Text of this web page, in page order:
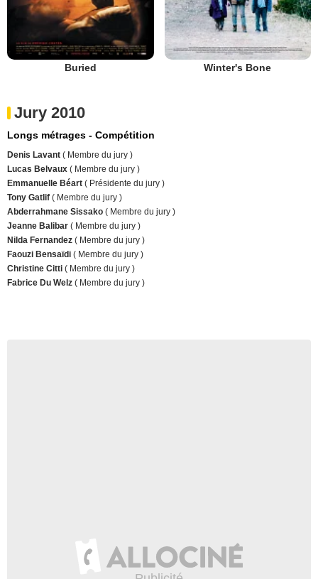
Buried Winter's Bone
Jury 2010
Longs métrages - Compétition
Denis Lavant ( Membre du jury )
Lucas Belvaux ( Membre du jury )
Emmanuelle Béart ( Présidente du jury )
Tony Gatlif ( Membre du jury )
Abderrahmane Sissako ( Membre du jury )
Jeanne Balibar ( Membre du jury )
Nilda Fernandez ( Membre du jury )
Faouzi Bensaïdi ( Membre du jury )
Christine Citti ( Membre du jury )
Fabrice Du Welz ( Membre du jury )